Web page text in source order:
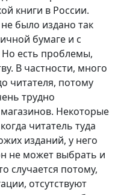
книги в России.
было издано так
бумаге и с
есть проблемы,
В частности, много
читателя, потому
трудно
Некоторые
читатель туда
изданий, у него
не может выбрать и
случается потому,
отсутствуют